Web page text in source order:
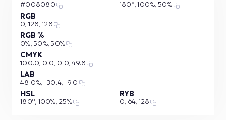
#008080
RGB
0, 128, 128
RGB %
0%, 50%, 50%
CMYK
100.0, 0.0, 0.0, 49.8
LAB
48.0%, -30.4, -9.0
HSL
180°, 100%, 25%
180°, 100%, 50%
RYB
0, 64, 128